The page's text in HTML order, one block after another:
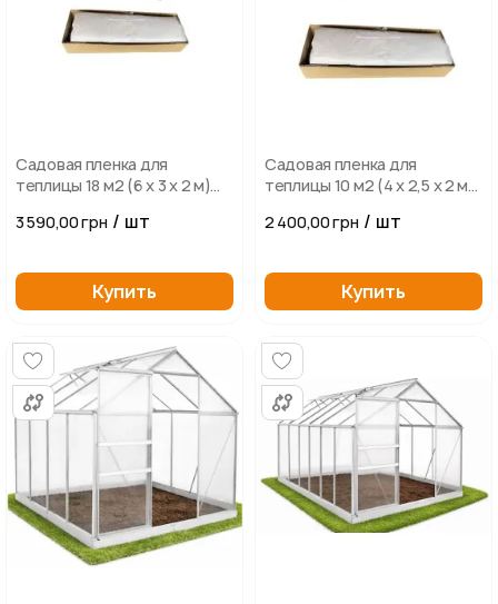
Садовая пленка для
теплицы 18 м2 (6 х 3 х 2 м)
Прозрачная
3 590,00 грн / шт
Купить
Садовая пленка для
теплицы 10 м2 (4 х 2,5 х 2 м)
Прозрачная
2 400,00 грн / шт
Купить